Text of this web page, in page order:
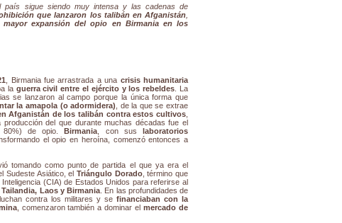
país sigue siendo muy intensa y las cadenas de
que lanzaron los talibán en Afganistán
mayor expansión del opio en Birmania en los
, Birmania fue arrastrada a una crisis humanitaria
la guerra civil entre el ejército y los rebeldes . La
se lanzaron al campo porque la única forma que
la amapola (o adormidera) , de la que se extrae
Afganistán de los talibán contra estos cultivos
del que durante muchas décadas fue el
80%) de opio.Birmania , con suslaboratorios
el opio en heroína, comenzó entonces a
tomando como punto de partida el que ya era el
Sudeste Asiático, el Triángulo Dorado, término que
(CIA) de Estados Unidos para referirse al
Laos y Birmania . En las profundidades de
contra los militares y se financiaban con la
, comenzaron también a dominar elmercado de